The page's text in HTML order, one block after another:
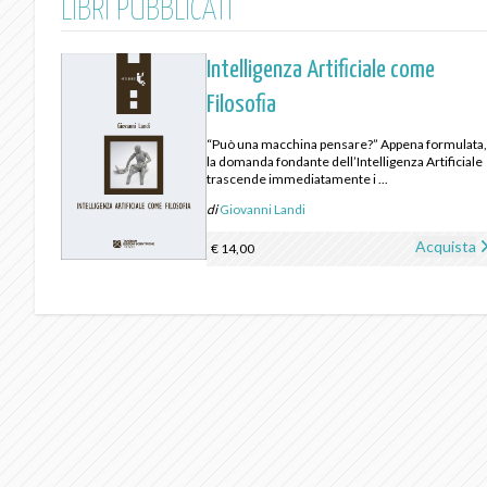
LIBRI PUBBLICATI
Intelligenza Artificiale come
Filosofia
“Può una macchina pensare?” Appena formulata,
la domanda fondante dell’Intelligenza Artificiale
trascende immediatamente i ...
diGiovanni Landi
€ 14,00 Acquista